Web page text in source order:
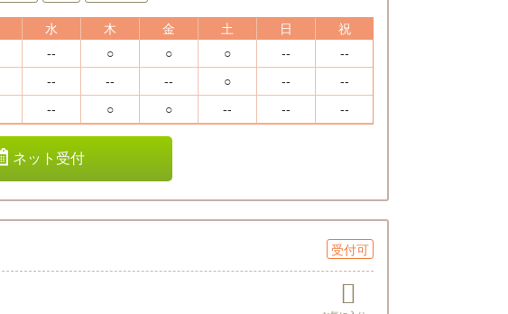
水 木 金 土 日
祝
-- ○ ○ ○ --
--
-- -- -- ○ --
--
-- ○ ○ -- -- --
ネット受付
受付可